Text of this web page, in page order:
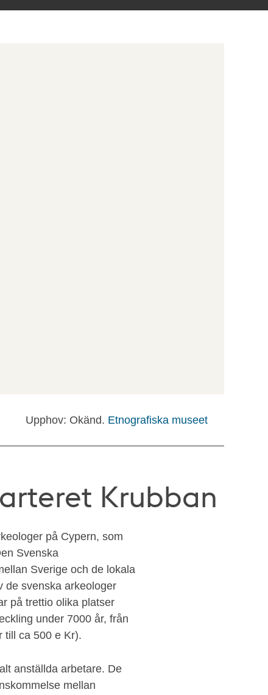
Upphov: Okänd. Etnografiska museet
Krubban
på Cypern, som
Svenska
Sverige och de lokala
de svenska arkeologer
på trettio olika platser
under 7000 år, från
till ca 500 e Kr).
anställda arbetare. De
mellan